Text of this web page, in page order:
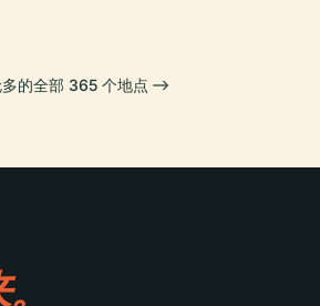
多的全部 365 个地点